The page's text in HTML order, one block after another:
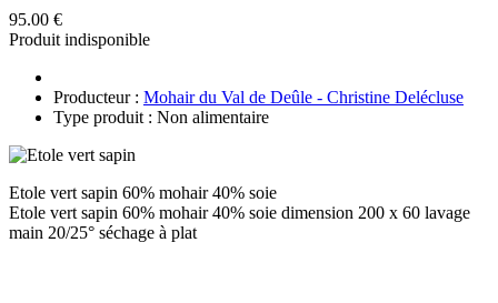
95.00 €
Produit indisponible
Producteur : Mohair du Val de Deûle - Christine Delécluse
Type produit : Non alimentaire
Etole vert sapin 60% mohair 40% soie
Etole vert sapin 60% mohair 40% soie dimension 200 x 60 lavage
main 20/25° séchage à plat